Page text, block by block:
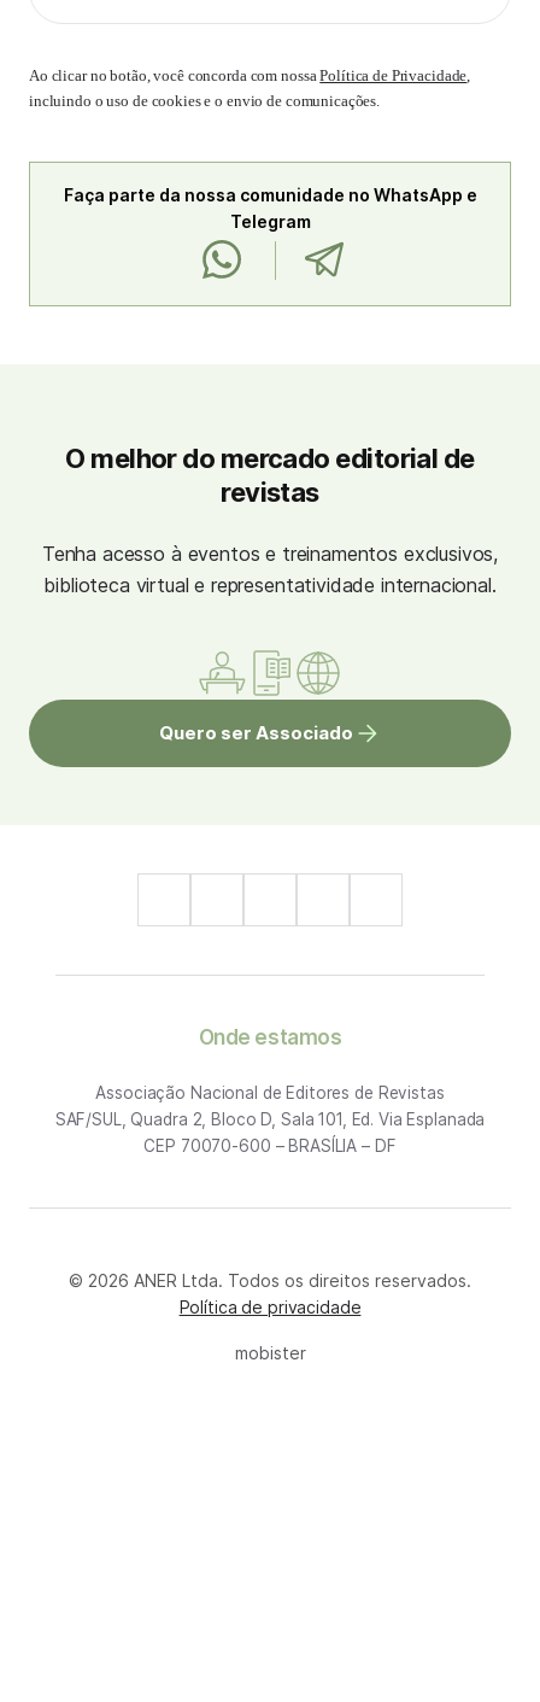
Ao clicar no botão, você concorda com nossaPolítica de Privacidade,
incluindo o uso de cookies e o envio de comunicações.
Faça parte da nossa comunidade no WhatsApp e
Telegram
O melhor do mercado editorial de
revistas
Tenha acesso à eventos e treinamentos exclusivos,
biblioteca virtual e representatividade internacional.
Quero ser Associado
Onde estamos
Associação Nacional de Editores de Revistas
SAF/SUL, Quadra 2, Bloco D, Sala 101, Ed. Via Esplanada
CEP 70070-600 – BRASÍLIA – DF
© 2026 ANER Ltda. Todos os direitos reservados.
Política de privacidade
mobister